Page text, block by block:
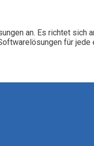
an. Es richtet sich
für jede